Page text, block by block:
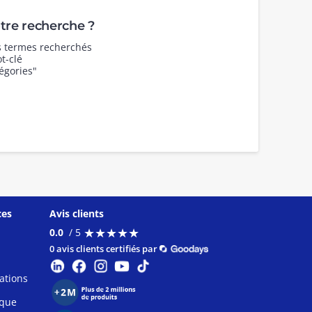
recherche ?
recherchés
clé
Avis clients
0.0 / 5 ★★★★★
★★★★★
0 avis clients certifiés par